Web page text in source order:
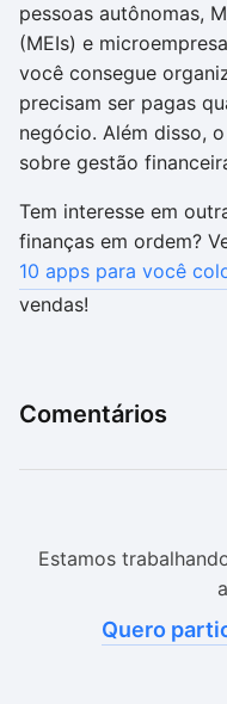
pessoas autônomas,
(MEIs) e
você consegue
precisam ser pagas
negócio. Além disso,
sobre gestão
Tem interesse em
finanças em ordem?
10 apps para você
vendas!
Comentários
Estamos
Quero